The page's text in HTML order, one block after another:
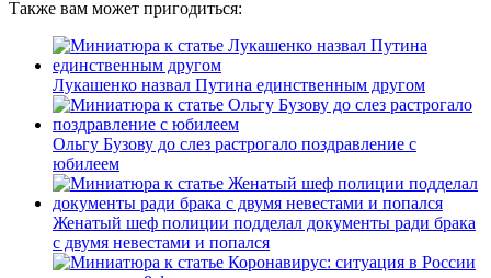
Также вам может пригодиться:
Лукашенко назвал Путина единственным другом
Ольгу Бузову до слез растрогало поздравление с
юбилеем
Женатый шеф полиции подделал документы ради брака
с двумя невестами и попался